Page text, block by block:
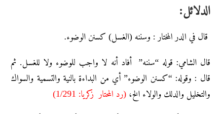
:الدلائل
قال في الدر المختار : وسننه (الغسل) كسنن الوضوء.
قال الشامي: قوله “سننه” أفاد أنه لا واجب للوضوء ولا للغسل. ثم
قال : وقوله: “كسنن الوضوء” أي من البداءة بالنية والتسمية والسواك
والتخليل والدلك والولاء الخ،(رد المحتار زكريا: 1/291)